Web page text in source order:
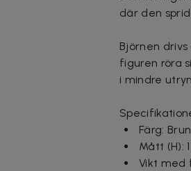
där den
Björnen
figuren röra
i mindre
Färg: Brun
Mått (H):
Vikt med